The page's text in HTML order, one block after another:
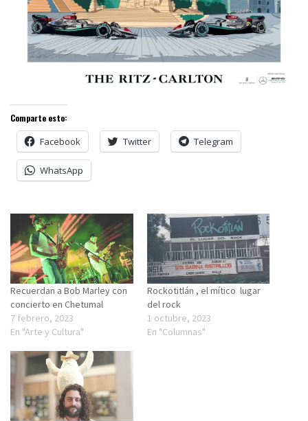
Comparte esto:
Facebook Twitter Telegram
WhatsApp
Recuerdan a Bob Marley con
concierto en Chetumal
7 febrero, 2023
En "Arte y Cultura"
Rockotitlán , el mítico lugar
del rock
1 octubre, 2023
En "Columnas"